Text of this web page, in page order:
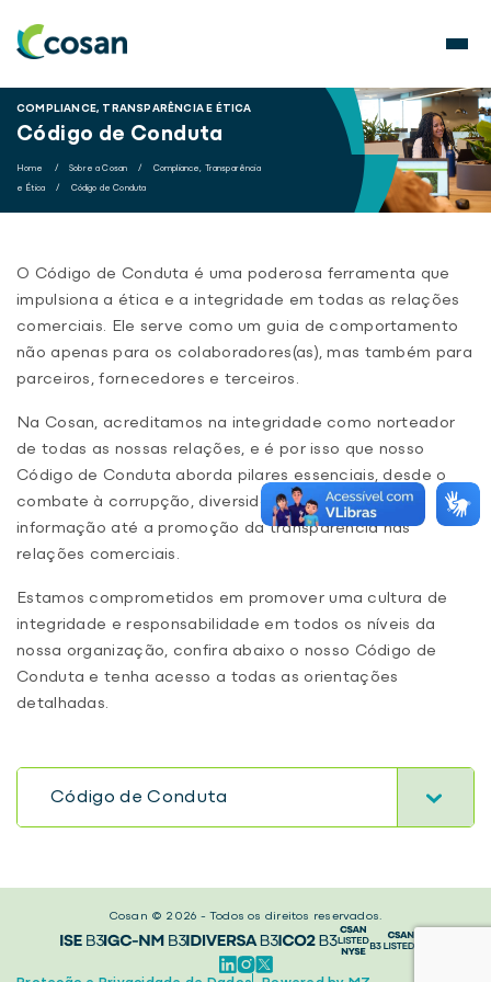
Código de Conduta
COMPLIANCE, TRANSPARÊNCIA E ÉTICA
Home / Sobre a Cosan / Compliance, Transparência
e Ética / Código de Conduta
O Código de Conduta é uma poderosa ferramenta que
impulsiona a ética e a integridade em todas as relações
comerciais. Ele serve como um guia de comportamento
não apenas para os colaboradores(as), mas também para
parceiros, fornecedores e terceiros.
Na Cosan, acreditamos na integridade como norteador
de todas as nossas relações, e é por isso que nosso
Código de Conduta aborda pilares essenciais, desde o
combate à corrupção, diversidade, segurança da
informação até a promoção da transparência nas
relações comerciais.
Estamos comprometidos em promover uma cultura de
integridade e responsabilidade em todos os níveis da
nossa organização, confira abaixo o nosso Código de
Conduta e tenha acesso a todas as orientações
detalhadas.
Código de Conduta
Cosan © 2026 - Todos os direitos reservados.